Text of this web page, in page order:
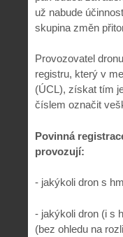
už nabude
skupina změn
Provozovatel
registru, který v
(ÚCL), získat tím
číslem označit
Povinná
provozují:
- jakýkoli dron s
- jakýkoli dron (i s
(bez ohledu na